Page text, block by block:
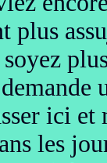
plus
ici et
les